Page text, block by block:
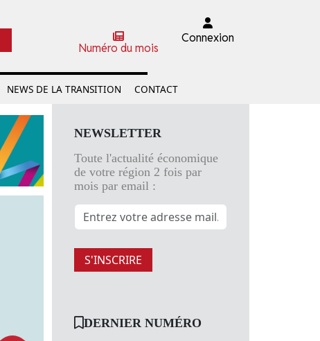
Numéro du mois
Connexion
NEWS DE LA TRANSITION CONTACT
NEWSLETTER
Toute l'actualité économique
de votre région 2 fois par
mois par email :
S'INSCRIRE
DERNIER NUMÉRO